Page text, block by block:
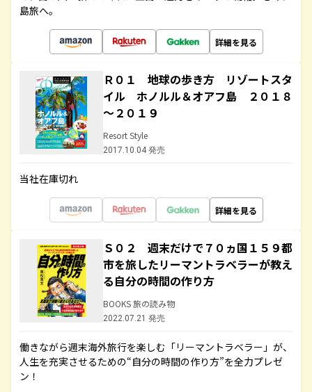
島旅へ。
詳細を見る
Ｒ０１ 地球の歩き方 リゾートスタ
イル ホノルル＆オアフ島 ２０１８
～２０１９
Resort Style
2017.10.04 発売
当社在庫切れ
詳細を見る
Ｓ０２ 週末だけで７０ヵ国１５９都
市を旅したリーマントラベラーが教え
る自分の時間の作り方
BOOKS 旅の読み物
2022.07.21 発売
働きながら週末海外旅行を楽しむ「リーマントラベラー」が、
人生を充実させるための“自分の時間の作り方”を全力プレゼ
ン！